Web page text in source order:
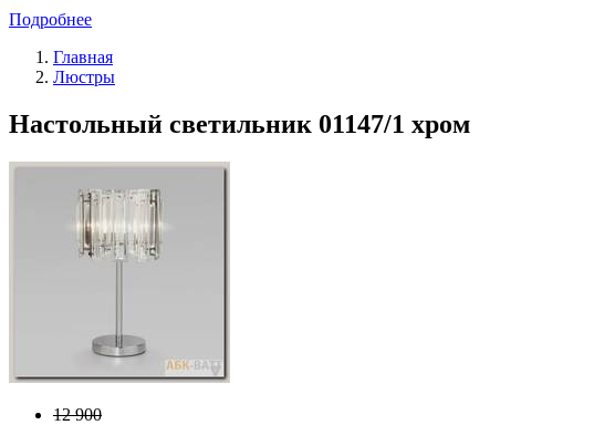
Подробнее
Главная
Люстры
Настольный светильник 01147/1 хром
12 900